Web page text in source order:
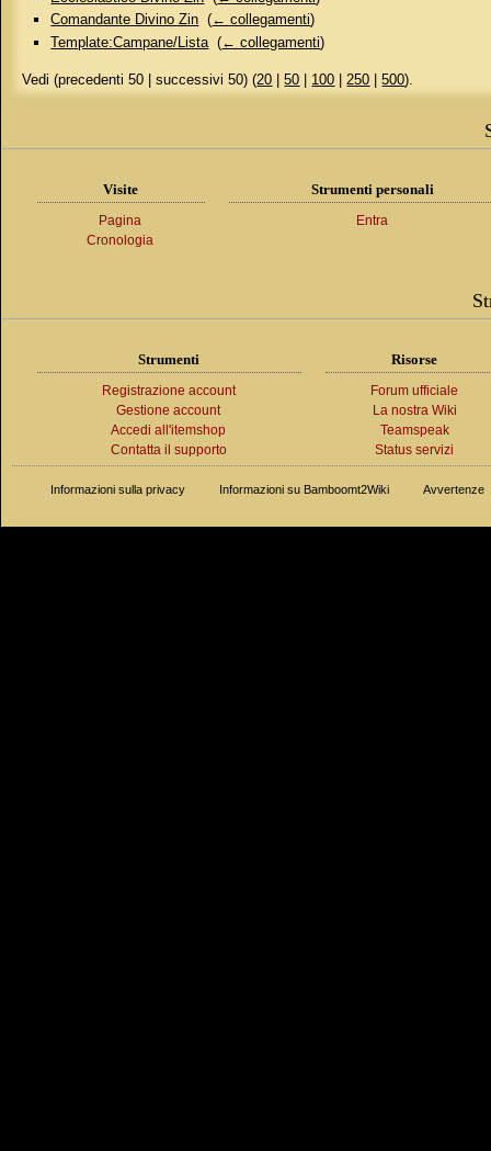
Comandante Divino Zin ‎(← collegamenti)
Template:Campane/Lista ‎(← collegamenti)
Vedi (precedenti 50 | successivi 50) (20 |50 100 |250 |500).
Visite
Pagina
Cronologia
Strumenti personali
Entra
Strumenti
Registrazione account
Gestione account
Accedi all'itemshop
Contatta il supporto
Risorse
Forum ufficiale
La nostra Wiki
Teamspeak
Status servizi
Informazioni sulla privacy Informazioni su Bamboomt2Wiki Avvertenze